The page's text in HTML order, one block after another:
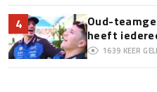
4
Oud-
heeft
1639 KEER